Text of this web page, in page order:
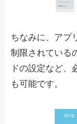
ちなみに、アプ
制限されている
ドの設定など、
も可能です。